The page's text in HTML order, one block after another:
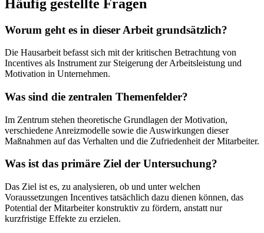
Häufig gestellte Fragen
Worum geht es in dieser Arbeit grundsätzlich?
Die Hausarbeit befasst sich mit der kritischen Betrachtung von
Incentives als Instrument zur Steigerung der Arbeitsleistung und
Motivation in Unternehmen.
Was sind die zentralen Themenfelder?
Im Zentrum stehen theoretische Grundlagen der Motivation,
verschiedene Anreizmodelle sowie die Auswirkungen dieser
Maßnahmen auf das Verhalten und die Zufriedenheit der Mitarbeiter.
Was ist das primäre Ziel der Untersuchung?
Das Ziel ist es, zu analysieren, ob und unter welchen
Voraussetzungen Incentives tatsächlich dazu dienen können, das
Potential der Mitarbeiter konstruktiv zu fördern, anstatt nur
kurzfristige Effekte zu erzielen.